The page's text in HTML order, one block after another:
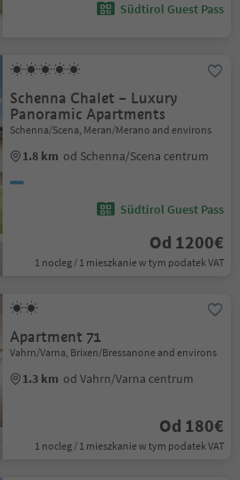
Südtirol Guest Pass
Schenna Chalet – Luxury
Panoramic Apartments
Schenna/Scena, Meran/Merano and environs
1.8 km od Schenna/Scena centrum
Südtirol Guest Pass
Od 1200€
1 nocleg / 1 mieszkanie w tym podatek VAT
Apartment 71
Vahrn/Varna, Brixen/Bressanone and environs
1.3 km od Vahrn/Varna centrum
Od 180€
1 nocleg / 1 mieszkanie w tym podatek VAT